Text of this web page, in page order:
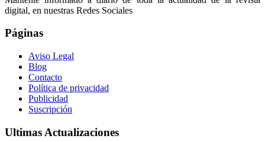
digital, en nuestras Redes Sociales
Páginas
Aviso Legal
Blog
Contacto
Política de privacidad
Publicidad
Suscripción
Ultimas Actualizaciones